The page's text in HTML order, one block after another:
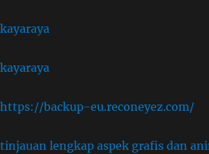
kayaraya
kayaraya
https://backup-eu.reconeyez.com/
tinjauan lengkap aspek grafis dan